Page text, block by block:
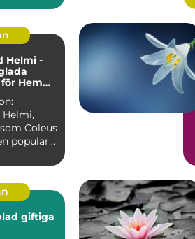
Helmi -
Hem
Coleus
populär
giftiga